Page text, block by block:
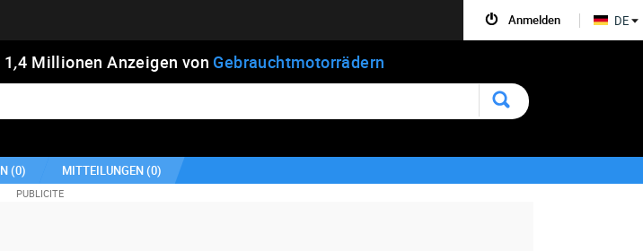
1,4 Millionen Anzeigen von Gebrauchtmotorrädern
(0) MITTEILUNGEN (0)
Anmelden DE